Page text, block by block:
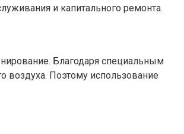
и капитального ремонта.
Благодаря специальным
воздуха. Поэтому использование